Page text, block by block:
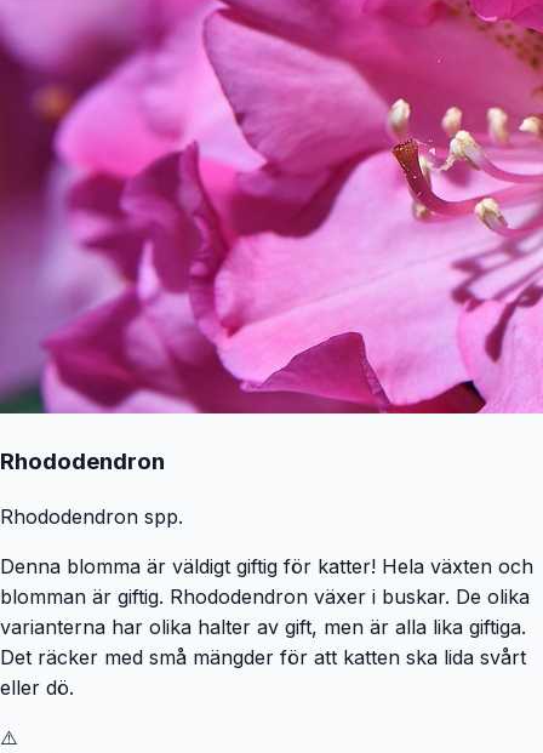
Rhododendron
Rhododendron spp.
Denna blomma är väldigt giftig för katter! Hela växten och
blomman är giftig. Rhododendron växer i buskar. De olika
varianterna har olika halter av gift, men är alla lika giftiga.
Det räcker med små mängder för att katten ska lida svårt
eller dö.
⚠️